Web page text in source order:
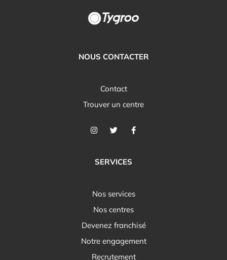
NOUS CONTACTER
Contact
Trouver un centre
SERVICES
Nos services
Nos centres
Devenez franchisé
Notre engagement
Recrutement